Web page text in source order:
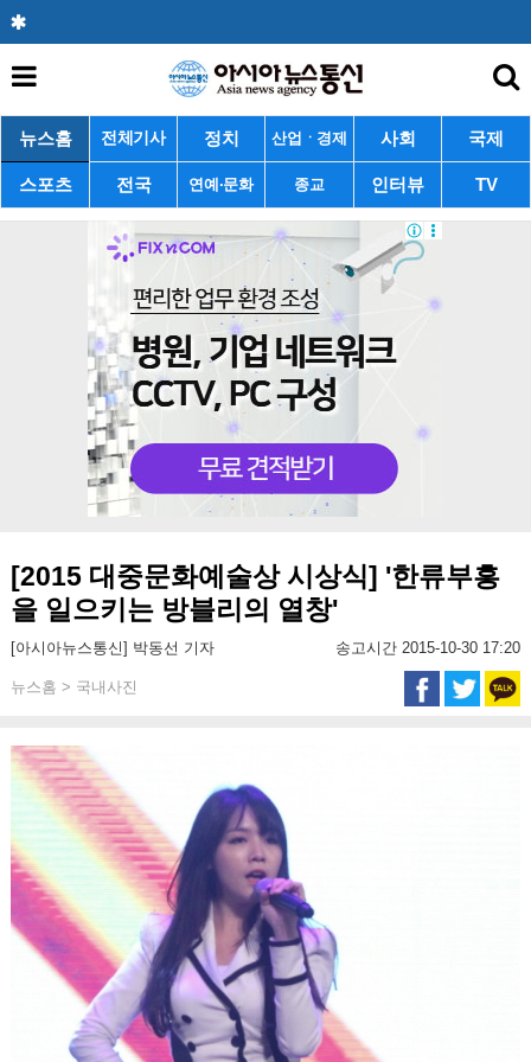
뉴스홈 전체기사 정치 산업ㆍ경제 사회 국제
스포츠 전국 연예·문화 종교 인터뷰 TV
[2015 대중문화예술상 시상식] '한류부흥
을 일으키는 방블리의 열창'
[아시아뉴스통신] 박동선 기자 송고시간 2015-10-30 17:20
뉴스홈 > 국내사진